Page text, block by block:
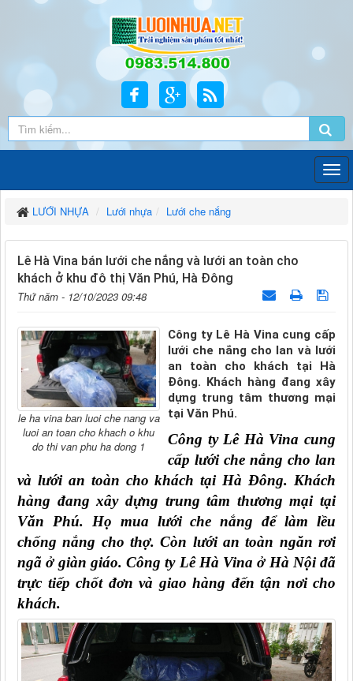
LƯỚI NHỰA Lưới nhựa Lưới che nắng
Lê Hà Vina bán lưới che nắng và lưới an toàn cho
khách ở khu đô thị Văn Phú, Hà Đông
Thứ năm - 12/10/2023 09:48
le ha vina ban luoi che nang va
luoi an toan cho khach o khu
do thi van phu ha dong 1
Công ty Lê Hà Vina cung cấp
lưới che nắng cho lan và lưới
an toàn cho khách tại Hà
Đông. Khách hàng đang xây
dựng trung tâm thương mại
tại Văn Phú.
Công ty Lê Hà Vina cung
cấp lưới che nắng cho lan
và lưới an toàn cho khách tại Hà Đông. Khách
hàng đang xây dựng trung tâm thương mại tại
Văn Phú. Họ mua lưới che nắng để làm lều
chống nắng cho thợ. Còn lưới an toàn ngăn rơi
ngã ở giàn giáo. Công ty Lê Hà Vina ở Hà Nội đã
trực tiếp chốt đơn và giao hàng đến tận nơi cho
khách.